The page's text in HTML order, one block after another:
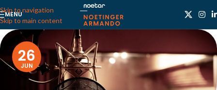
Skip to navigation
Skip to main content
MENU
26
JUN